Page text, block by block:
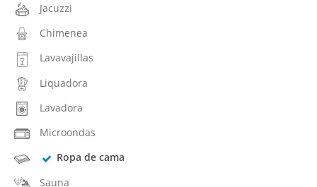
Jacuzzi
Chimenea
Lavavajillas
Liquadora
Lavadora
Microondas
Ropa de cama
Sauna